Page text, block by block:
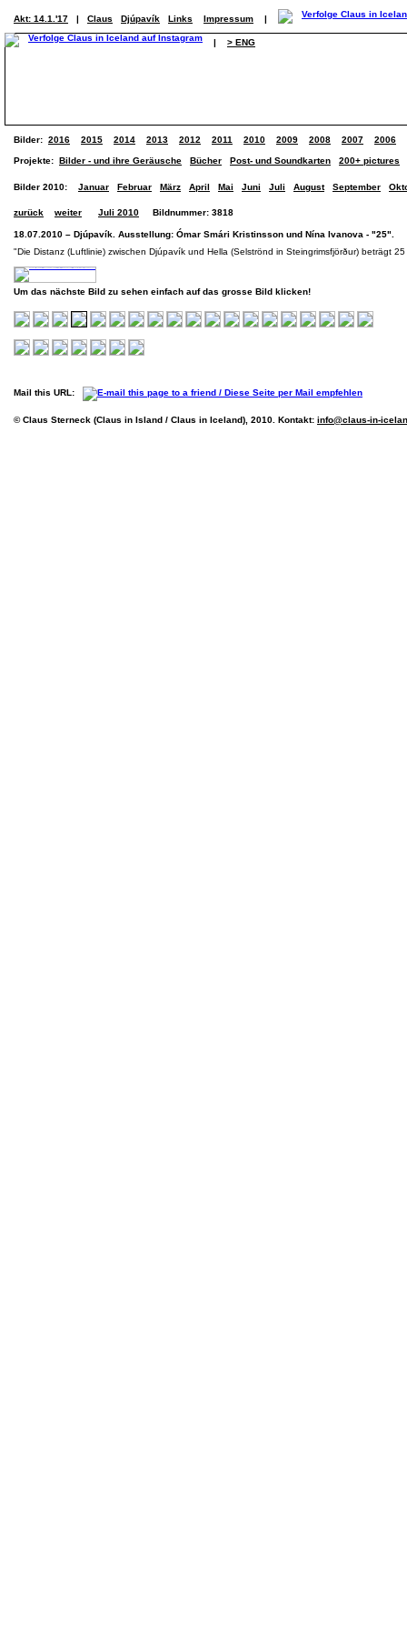
Akt: 14.1.'17 | Claus Djúpavík Links Impressum |
| > ENG
Bilder: 2016 2015 2014 2013 2012 2011 2010 2009 2008 2007 2006
Projekte: Bilder - und ihre Geräusche Bücher Post- und Soundkarten 200+ pictures
Bilder 2010: Januar Februar März April Mai Juni Juli August September
zurück weiter Juli 2010 Bildnummer: 3818
18.07.2010 – Djúpavík. Ausstellung: Ómar Smári Kristinsson und Nína Ivanova - "25".
"Die Distanz (Luftlinie) zwischen Djúpavík und Hella (Selströnd in Steingrimsfjörður) beträgt 25
Um das nächste Bild zu sehen einfach auf das grosse Bild klicken!
Mail this URL:
© Claus Sterneck (Claus in Island / Claus in Iceland), 2010. Kontakt: info@claus-in-